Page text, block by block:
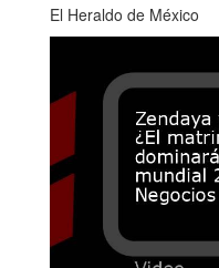
El Heraldo de México